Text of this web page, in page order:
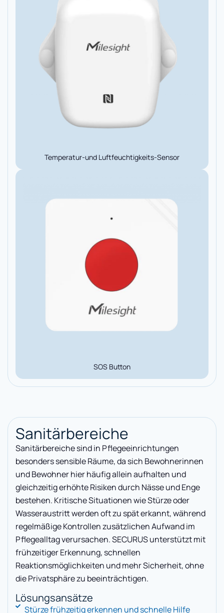
Temperatur-und Luftfeuchtigkeits-Sensor
SOS Button
Sanitärbereiche
Sanitärbereiche sind in Pflegeeinrichtungen
besonders sensible Räume, da sich Bewohnerinnen
und Bewohner hier häufig allein aufhalten und
gleichzeitig erhöhte Risiken durch Nässe und Enge
bestehen. Kritische Situationen wie Stürze oder
Wasseraustritt werden oft zu spät erkannt, während
regelmäßige Kontrollen zusätzlichen Aufwand im
Pflegealltag verursachen. SECURUS unterstützt mit
frühzeitiger Erkennung, schnellen
Reaktionsmöglichkeiten und mehr Sicherheit, ohne
die Privatsphäre zu beeinträchtigen.
Lösungsansätze
Stürze frühzeitig erkennen und schnelle Hilfe